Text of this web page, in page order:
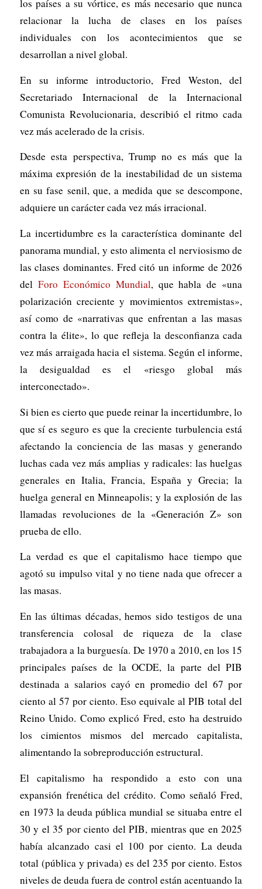
los países a su vórtice, es más necesario que nunca
relacionar la lucha de clases en los países
individuales con los acontecimientos que se
desarrollan a nivel global.
En su informe introductorio, Fred Weston, del
Secretariado Internacional de la Internacional
Comunista Revolucionaria, describió el ritmo cada
vez más acelerado de la crisis.
Desde esta perspectiva, Trump no es más que la
máxima expresión de la inestabilidad de un sistema
en su fase senil, que, a medida que se descompone,
adquiere un carácter cada vez más irracional.
La incertidumbre es la característica dominante del
panorama mundial, y esto alimenta el nerviosismo de
las clases dominantes. Fred citó un informe de 2026
del Foro Económico Mundial, que habla de «una
polarización creciente y movimientos extremistas»,
así como de «narrativas que enfrentan a las masas
contra la élite», lo que refleja la desconfianza cada
vez más arraigada hacia el sistema. Según el informe,
la desigualdad es el «riesgo global más
interconectado».
Si bien es cierto que puede reinar la incertidumbre, lo
que sí es seguro es que la creciente turbulencia está
afectando la conciencia de las masas y generando
luchas cada vez más amplias y radicales: las huelgas
generales en Italia, Francia, España y Grecia; la
huelga general en Minneapolis; y la explosión de las
llamadas revoluciones de la «Generación Z» son
prueba de ello.
La verdad es que el capitalismo hace tiempo que
agotó su impulso vital y no tiene nada que ofrecer a
las masas.
En las últimas décadas, hemos sido testigos de una
transferencia colosal de riqueza de la clase
trabajadora a la burguesía. De 1970 a 2010, en los 15
principales países de la OCDE, la parte del PIB
destinada a salarios cayó en promedio del 67 por
ciento al 57 por ciento. Eso equivale al PIB total del
Reino Unido. Como explicó Fred, esto ha destruido
los cimientos mismos del mercado capitalista,
alimentando la sobreproducción estructural.
El capitalismo ha respondido a esto con una
expansión frenética del crédito. Como señaló Fred,
en 1973 la deuda pública mundial se situaba entre el
30 y el 35 por ciento del PIB, mientras que en 2025
había alcanzado casi el 100 por ciento. La deuda
total (pública y privada) es del 235 por ciento. Estos
niveles de deuda fuera de control están acentuando la